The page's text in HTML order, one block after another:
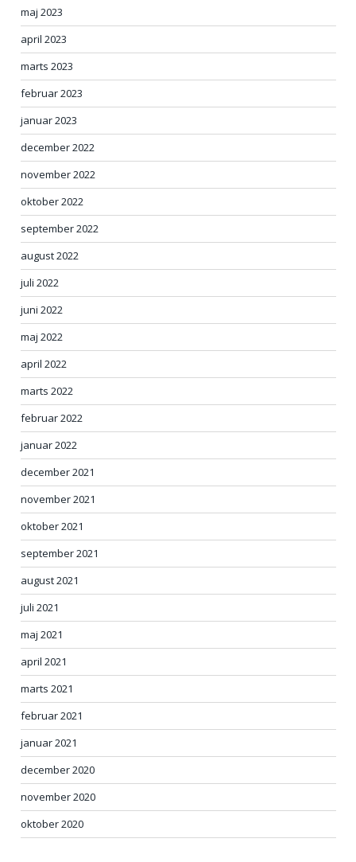
maj 2023
april 2023
marts 2023
februar 2023
januar 2023
december 2022
november 2022
oktober 2022
september 2022
august 2022
juli 2022
juni 2022
maj 2022
april 2022
marts 2022
februar 2022
januar 2022
december 2021
november 2021
oktober 2021
september 2021
august 2021
juli 2021
maj 2021
april 2021
marts 2021
februar 2021
januar 2021
december 2020
november 2020
oktober 2020